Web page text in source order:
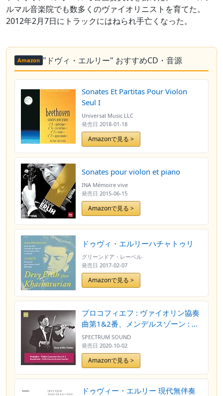
ルマル音楽院でも数多くのヴァイオリニストを育てた。
2012年2月7日にトラックにはねられ手亡くなった。
Amazon "ドヴィ・エルリー" おすすめCD・音源
Sonates Et Partitas Pour Violon
Seul I
Universal Music LLC
発売日 2018-01-18
Amazonで見る >
Sonates pour violon et piano
INA Mémoire vive
発売日 2015-06-15
Amazonで見る >
ドゥヴィ・エルリーハチャトゥリ
グリーンドア・レーベル
発売日 2017-02-07
Amazonで見る >
プロコフィエフ : ヴァイオリン協奏
曲第1&2番、メンデルスゾーン : ヴ
ァイオリン協奏曲 / ドゥヴィ・エル
リ、ジャン・フルニエ (Prokofiev :
Violin Concerto No.1 &
2,Mendelssohn : Violin Concerto /
[Import] [Live]
SPECTRUM SOUND
発売日 2020-10-02
Amazonで見る >
ドゥヴィー・エルリー 現代無伴奏